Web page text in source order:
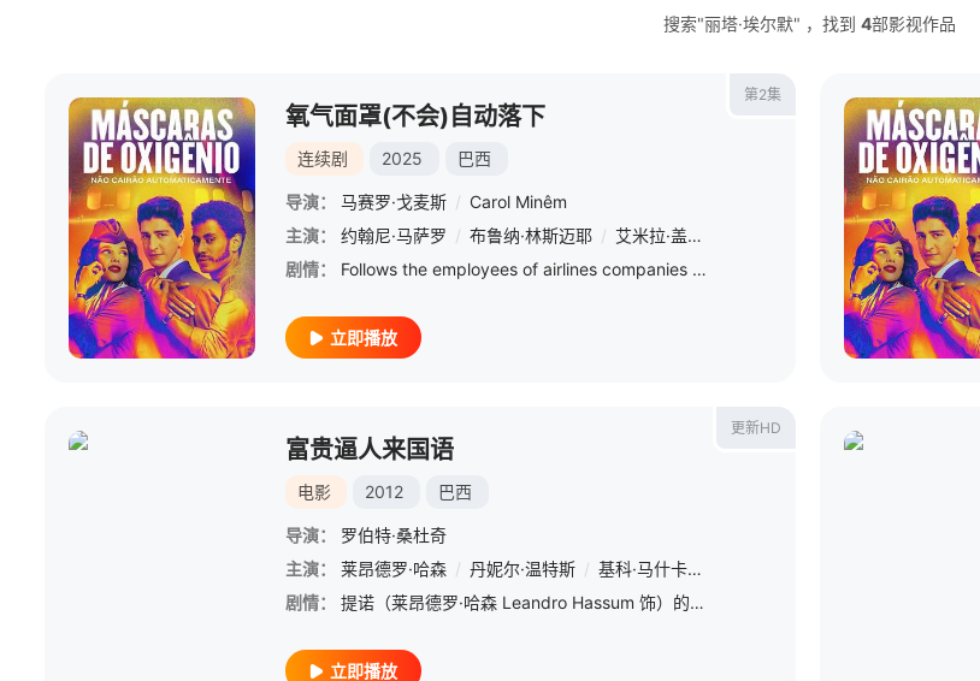
搜索"丽塔·埃尔默" ，找到 4部影视作品
第2集
氧气面罩(不会)自动落下
连续剧 2025 巴西
导演： 马赛罗·戈麦斯 / Carol Minêm
主演：
约翰尼·马萨罗 / 布鲁纳·林斯迈耶 / 艾米拉·盖德斯 卢卡斯·德拉蒙德
剧情：
Follows the employees of airlines companies who have signed a contract with AZT, an illegal medicati
立即播放
更新HD
富贵逼人来国语
电影 2012 巴西
导演：
罗伯特·桑杜奇
主演：
莱昂德罗·哈森 / 丹妮尔·温特斯 / 基科·马什卡雷尼亚什
剧情：
提诺（莱昂德罗·哈森 Leandro Hassum 饰）的故事是一个充满转折和反思的故事。一开始，他虽然经济并不富裕，但却过着幸福快乐的生活，有着爱他的妻子和孩子。然而，当妻子中了一大笔钱后，他们的生
立即播放